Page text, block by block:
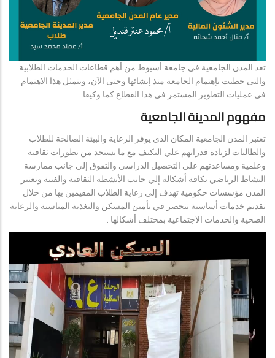
تعد المدن الجامعية في جامعة أسيوط من أهم قطاعات الخدمات الطلابية
والتى حظيت بإهتمام الجامعة منذ إنشائها وحتى الآن، ويتمثل هذا الاهتمام
فى عمليات التطوير المستمر في هذا القطاع كما وكيفا.
مفهوم المدينة الجامعية
تعتبر المدن الجامعية المكان الذي يوفر الرعاية والبيئة الصالحة للطلاب
والطالبات لزيادة قدراتهم علي التكيف مع ما يستجد من تطورات ثقافية
وعلمية ومساعدتهم علي التحصيل الدراسي والتفوق إلي جانب ممارسة
النشاط الرياضي بكافة أشكاله إلي جانب الأنشطة الثقافية والفنية وتعتبر
المدن مؤسسات حكومية تهدف إلي رعاية الطلاب المقيمين بها من خلال
تقديم خدمات أساسية تنحصر في تأمين المسكن والتغذية المناسبة والرعاية
الصحية والخدمات الاجتماعية بمختلف أشكالها .